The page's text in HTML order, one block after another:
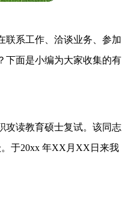
联系工作、洽谈业务、参加
下面是小编为大家收集的有
攻读教育硕士复试。该同志
于20xx 年XX月XX日来我